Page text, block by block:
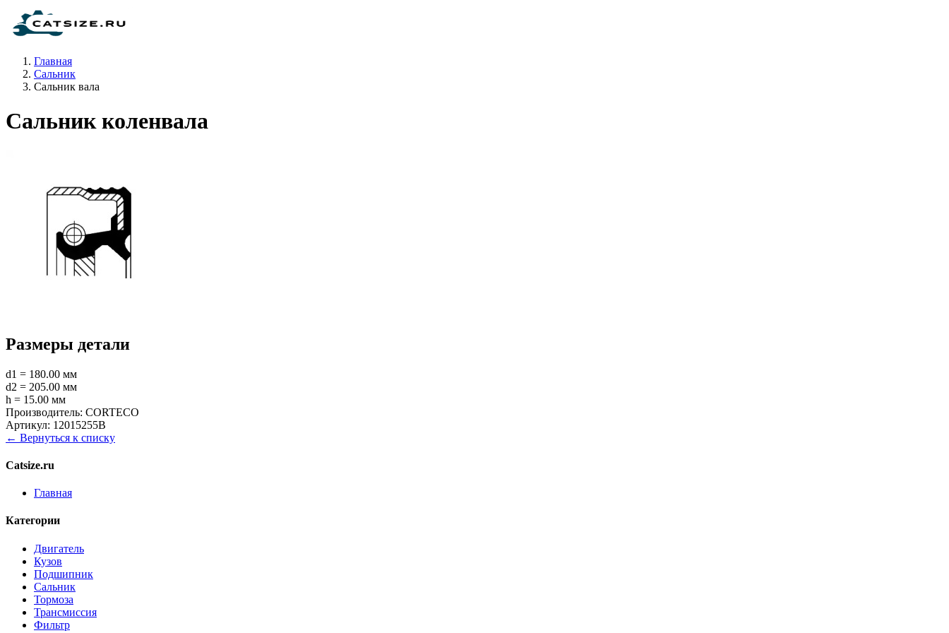
Главная
Сальник
Сальник вала
Сальник коленвала
Размеры детали
d1 = 180.00 мм
d2 = 205.00 мм
h = 15.00 мм
Производитель: CORTECO
Артикул: 12015255B
← Вернуться к списку
Catsize.ru
Главная
Категории
Двигатель
Кузов
Подшипник
Сальник
Тормоза
Трансмиссия
Фильтр